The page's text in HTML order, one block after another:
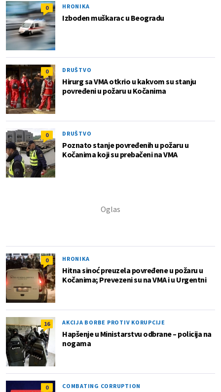
0 HRONIKA
Izboden muškarac u Beogradu
0 DRUŠTVO
Hirurg sa VMA otkrio u kakvom su stanju
povređeni u požaru u Kočanima
0 DRUŠTVO
Poznato stanje povređenih u požaru u
Kočanima koji su prebačeni na VMA
0 HRONIKA
Hitna sinoć preuzela povređene u požaru u
Kočanima; Prevezeni su na VMA i u Urgentni
16 AKCIJA BORBE PROTIV KORUPCIJE
Hapšenje u Ministarstvu odbrane – policija na
nogama
0 COMBATING CORRUPTION